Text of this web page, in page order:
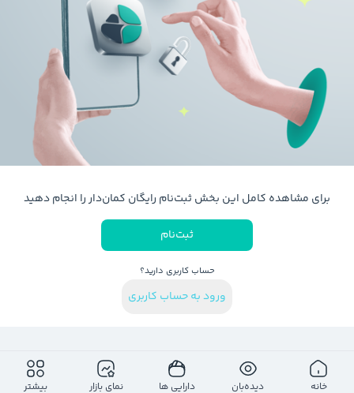
برای مشاهده کامل این بخش ثبت‌نام رایگان کمان‌دار را انجام دهید
ثبت‌نام
حساب کاربری دارید؟
ورود به حساب کاربری
خانه دیده‌بان دارایی ها نمای بازار بیشتر